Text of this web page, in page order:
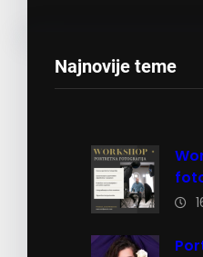
Najnovije teme